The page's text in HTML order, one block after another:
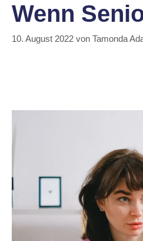
Wenn
10. August 2022 von Tamonda